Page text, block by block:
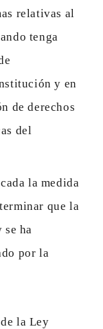
relativas al
tenga
y en
de derechos
del
la medida
que la
ha
por la
la Ley